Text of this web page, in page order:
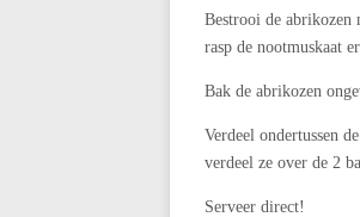
Bestrooi de abrikozen
rasp de nootmuskaat
Bak de abrikozen
Verdeel ondertussen
verdeel ze over de 2
Serveer direct!